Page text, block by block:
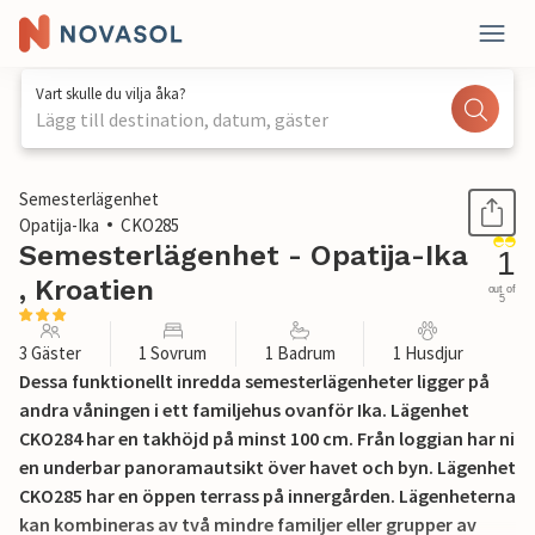
Vart skulle du vilja åka?
Lägg till destination, datum, gäster
1 / 23
Semesterlägenhet
Opatija-Ika
CKO285
Semesterlägenhet - Opatija-Ika
, Kroatien
1
out of
5
3 Gäster 1 Sovrum 1 Badrum 1 Husdjur
Dessa funktionellt inredda semesterlägenheter ligger på
andra våningen i ett familjehus ovanför Ika. Lägenhet
CKO284 har en takhöjd på minst 100 cm. Från loggian har ni
en underbar panoramautsikt över havet och byn. Lägenhet
CKO285 har en öppen terrass på innergården. Lägenheterna
kan kombineras av två mindre familjer eller grupper av